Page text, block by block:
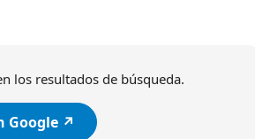
los resultados de búsqueda.
Google ↗️